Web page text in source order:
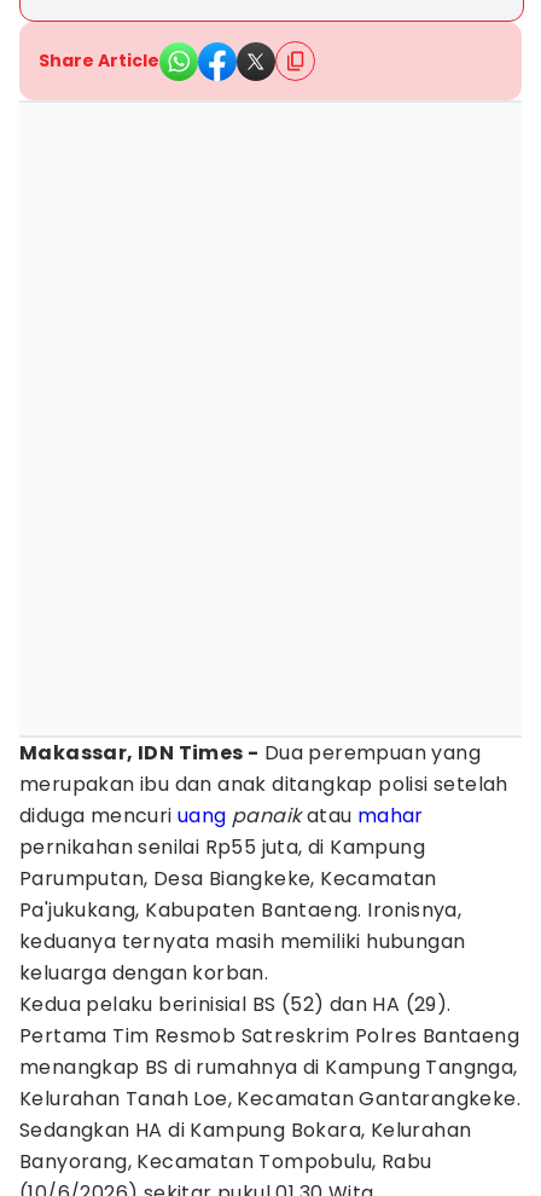
Share Article
Makassar, IDN Times - Dua perempuan yang
merupakan ibu dan anak ditangkap polisi setelah
diduga mencuriuang panaikatau mahar
pernikahan senilai Rp55 juta, di Kampung
Parumputan, Desa Biangkeke, Kecamatan
Pa'jukukang, Kabupaten Bantaeng. Ironisnya,
keduanya ternyata masih memiliki hubungan
keluarga dengan korban.
Kedua pelaku berinisial BS (52) dan HA (29).
Pertama Tim Resmob Satreskrim Polres Bantaeng
menangkap BS di rumahnya di Kampung Tangnga,
Kelurahan Tanah Loe, Kecamatan Gantarangkeke.
Sedangkan HA di Kampung Bokara, Kelurahan
Banyorang, Kecamatan Tompobulu, Rabu